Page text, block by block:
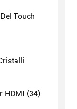
Touch
HDMI (34)